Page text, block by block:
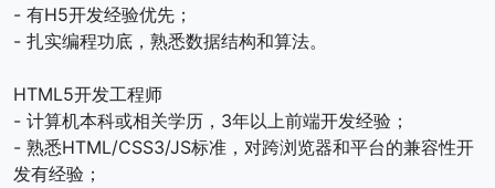
- 有H5开发经验优先；
- 扎实编程功底，熟悉数据结构和算法。
HTML5开发工程师
- 计算机本科或相关学历，3年以上前端开发经验；
- 熟悉HTML/CSS3/JS标准，对跨浏览器和平台的兼容性开
发有经验；